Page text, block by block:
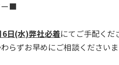
ー■
6日(水)弊社必着にてご手配くだ
らずお早めにご相談ください